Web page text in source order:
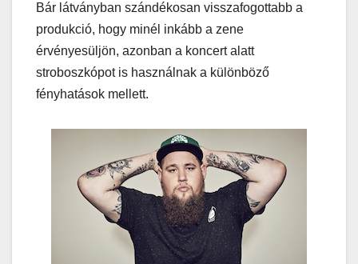
Bár látványban szándékosan visszafogottabb a
produkció, hogy minél inkább a zene
érvényesüljön, azonban a koncert alatt
stroboszkópot is használnak a különböző
fényhatások mellett.